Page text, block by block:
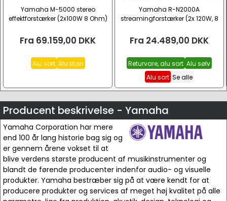
Yamaha M-5000 stereo
effektforstærker (2x100W 8 Ohm)
Fra 69.159,00 DKK
Alu sort Alu titan
Yamaha R-N2000A
streamingforstærker (2x 120W, 8
Fra 24.489,00 DKK
Returvare, alu sort Alu sølv
Alu sort Se alle
Producent beskrivelse - Yamaha
Yamaha Corporation har mere
end 100 år lang historie bag sig og
er gennem årene vokset til at
blive verdens største producent af musikinstrumenter og
blandt de førende producenter indenfor audio- og visuelle
produkter. Yamaha bestræber sig på at være kendt for at
producere produkter og services af meget høj kvalitet på alle